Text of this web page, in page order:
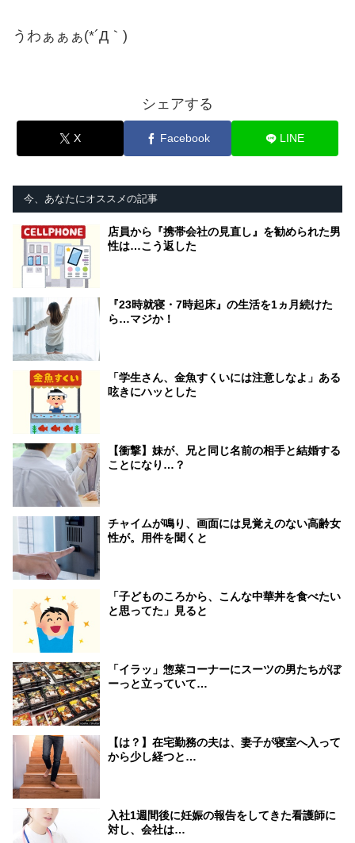
うわぁぁぁ(*´Д｀)
シェアする
X Facebook LINE
今、あなたにオススメの記事
店員から『携帯会社の見直し』を勧められた男
性は…こう返した
『23時就寝・7時起床』の生活を1ヵ月続けた
ら…マジか！
「学生さん、金魚すくいには注意しなよ」ある
呟きにハッとした
【衝撃】妹が、兄と同じ名前の相手と結婚する
ことになり…？
チャイムが鳴り、画面には見覚えのない高齢女
性が。用件を聞くと
「子どものころから、こんな中華丼を食べたい
と思ってた」見ると
「イラッ」惣菜コーナーにスーツの男たちがぼ
ーっと立っていて…
【は？】在宅勤務の夫は、妻子が寝室へ入って
から少し経つと…
入社1週間後に妊娠の報告をしてきた看護師に
対し、会社は…